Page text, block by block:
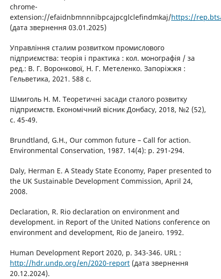
chrome-
extension://efaidnbmnnnibpcajpcglclefindmkaj/https://
(дата звернення 03.01.2025)
Управління сталим розвитком промислового
підприємства: теорія і практика : кол. монографія / за
ред.: В. Г. Воронкової, Н. Г. Метеленко. Запоріжжя :
Гельветика, 2021. 588 с.
Шмиголь Н. М. Теоретичні засади сталого розвитку
підприємств. Економічний вісник Донбасу, 2018, №2 (52),
с. 45-49.
Brundtland, G.H., Our common future – Call for action.
Environmental Conservation, 1987. 14(4): p. 291-294.
Daly, Herman E. A Steady State Economy, Paper presented to
the UK Sustainable Development Commission, April 24,
2008.
Declaration, R. Rio declaration on environment and
development. in Report of the United Nations conference on
environment and development, Rio de Janeiro. 1992.
Human Development Report 2020, р. 343-346. URL :
http://hdr.undp.org/en/2020-report(дата звернення
20.12.2024).